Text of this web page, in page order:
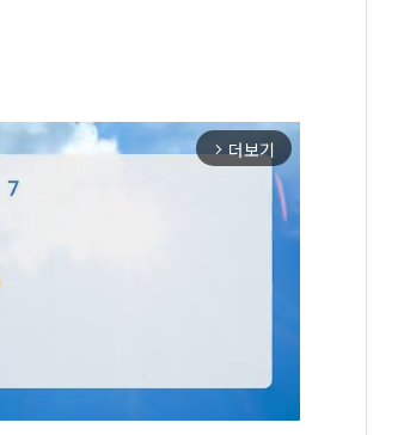
arrow_forward_ios 더보기